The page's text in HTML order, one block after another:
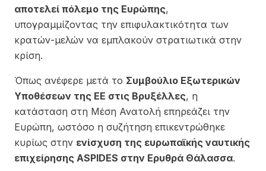
αποτελεί πόλεμο της Ευρώπης,
υπογραμμίζοντας την επιφυλακτικότητα των
κρατών-μελών να εμπλακούν στρατιωτικά στην
κρίση.
Όπως ανέφερε μετά το Συμβούλιο Εξωτερικών
Υποθέσεων της ΕΕ στις Βρυξέλλες, η
κατάσταση στη Μέση Ανατολή επηρεάζει την
Ευρώπη, ωστόσο η συζήτηση επικεντρώθηκε
κυρίως στην ενίσχυση της ευρωπαϊκής ναυτικής
επιχείρησης ASPIDES στην Ερυθρά Θάλασσα.